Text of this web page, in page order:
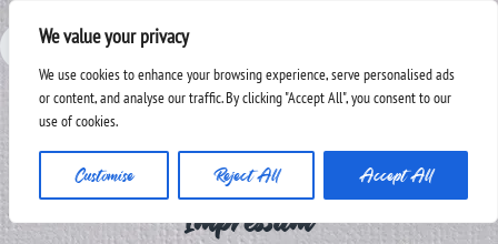
We value your privacy
We use cookies to enhance your browsing experience, serve personalised ads
or content, and analyse our traffic. By clicking "Accept All", you consent to our
use of cookies.
Customise Reject All Accept All
o
n
s
a
g
r
e
b
o
u
u
b
e
m
a
l
Dr. Willi Boos Malerei
Impressum